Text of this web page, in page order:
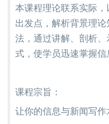
本课程理论联系实际
出发点，解析背景理
法，通过讲解、剖析
式，使学员迅速掌握信
课程宗旨：
让你的信息与新闻写作